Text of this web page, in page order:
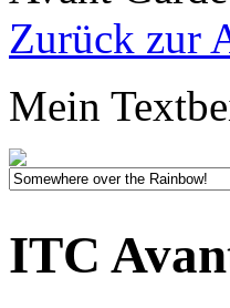
Zurück zur
Mein
ITC